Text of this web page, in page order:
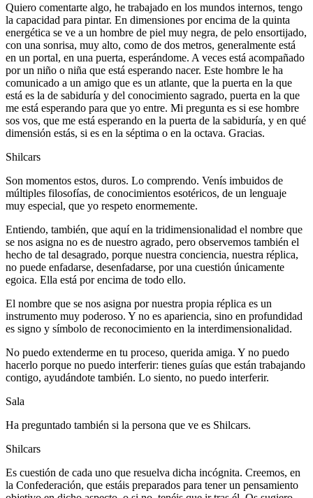
Quiero comentarte algo, he trabajado en los mundos internos, tengo
la capacidad para pintar. En dimensiones por encima de la quinta
energética se ve a un hombre de piel muy negra, de pelo ensortijado,
con una sonrisa, muy alto, como de dos metros, generalmente está
en un portal, en una puerta, esperándome. A veces está acompañado
por un niño o niña que está esperando nacer. Este hombre le ha
comunicado a un amigo que es un atlante, que la puerta en la que
está es la de sabiduría y del conocimiento sagrado, puerta en la que
me está esperando para que yo entre. Mi pregunta es si ese hombre
sos vos, que me está esperando en la puerta de la sabiduría, y en qué
dimensión estás, si es en la séptima o en la octava. Gracias.
Shilcars
Son momentos estos, duros. Lo comprendo. Venís imbuidos de
múltiples filosofías, de conocimientos esotéricos, de un lenguaje
muy especial, que yo respeto enormemente.
Entiendo, también, que aquí en la tridimensionalidad el nombre que
se nos asigna no es de nuestro agrado, pero observemos también el
hecho de tal desagrado, porque nuestra conciencia, nuestra réplica,
no puede enfadarse, desenfadarse, por una cuestión únicamente
egoica. Ella está por encima de todo ello.
El nombre que se nos asigna por nuestra propia réplica es un
instrumento muy poderoso. Y no es apariencia, sino en profundidad
es signo y símbolo de reconocimiento en la interdimensionalidad.
No puedo extenderme en tu proceso, querida amiga. Y no puedo
hacerlo porque no puedo interferir: tienes guías que están trabajando
contigo, ayudándote también. Lo siento, no puedo interferir.
Sala
Ha preguntado también si la persona que ve es Shilcars.
Shilcars
Es cuestión de cada uno que resuelva dicha incógnita. Creemos, en
la Confederación, que estáis preparados para tener un pensamiento